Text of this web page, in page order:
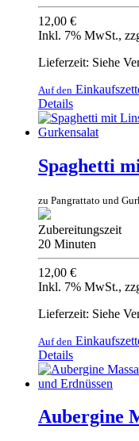
12,00 €
Inkl. 7% MwSt.,
Lieferzeit: Siehe
Auf den
Details
Spaghetti
zu Pangrattato und
Zubereitungszeit
20 Minuten
12,00 €
Inkl. 7% MwSt.,
Lieferzeit: Siehe
Auf den
Details
Aubergine